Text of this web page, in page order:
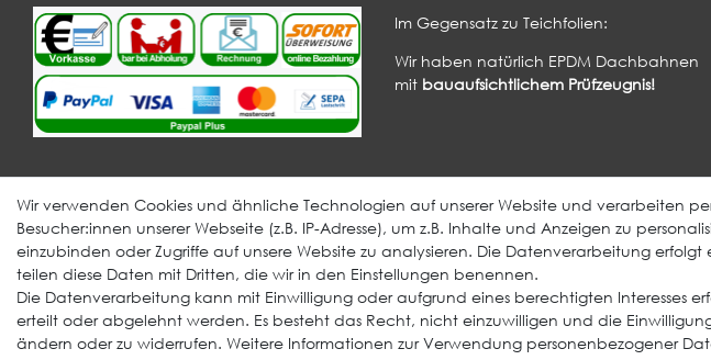
Im Gegensatz zu Teichfolien:
Wir haben natürlich EPDM Dachbahnen
mit bauaufsichtlichem Prüfzeugnis!
EPDM Aufklärung
Bedachungsmaterialien
Downloads
Über uns
Videos
Systemhandbuch
FAQ Klebstoffe
Schulungstermine
EPDM Dachbahn
Klebstoffe
EPDM / Zubehör
Entwässerung
Wir verwenden Cookies und ähnliche Technologien auf unserer Website und verarbeiten
Besucher:innen unserer Webseite (z.B. IP-Adresse), um z.B. Inhalte und Anzeigen zu
einzubinden oder Zugriffe auf unsere Website zu analysieren. Die Datenverarbeitung erfolgt
teilen diese Daten mit Dritten, die wir in den Einstellungen benennen.
Die Datenverarbeitung kann mit Einwilligung oder aufgrund eines berechtigten Interesses
erteilt oder abgelehnt werden. Es besteht das Recht, nicht einzuwilligen und die
ändern oder zu widerrufen. Weitere Informationen zur Verwendung personenbezogener